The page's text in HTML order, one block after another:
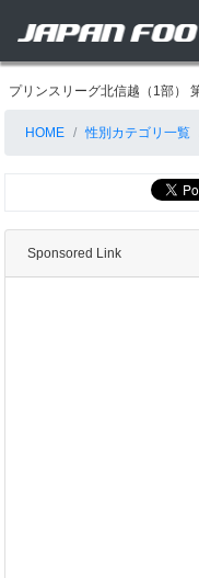
プリンスリーグ北信越（1部）
HOME 性別カテゴリ一覧
Sponsored Link